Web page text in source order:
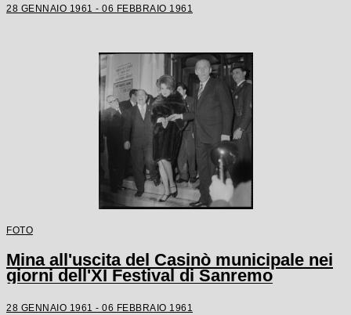
28 GENNAIO 1961 - 06 FEBBRAIO 1961
FOTO
Mina all'uscita del Casinò municipale nei
giorni dell'XI Festival di Sanremo
28 GENNAIO 1961 - 06 FEBBRAIO 1961